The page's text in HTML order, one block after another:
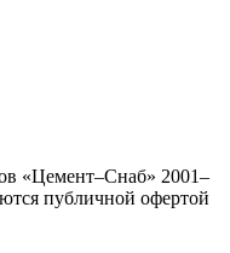
«Цемент–Снаб» 2001–
публичной офертой